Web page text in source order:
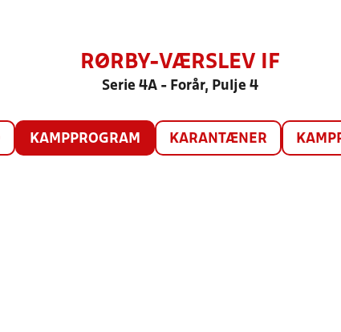
RØRBY-VÆRSLEV IF
Serie 4A - Forår, Pulje 4
KAMPPROGRAM KARANTÆNER